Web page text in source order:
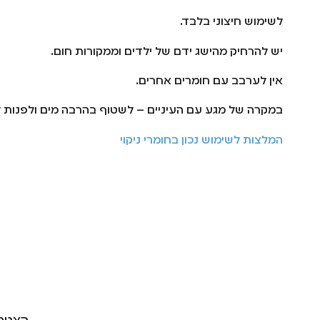
לשימוש חיצוני בלבד.
יש להרחיק מהישג ידם של ילדים וממקורות חום.
אין לערבב עם חומרים אחרים.
במקרה של מגע עם העיניים – לשטוף בהרבה מים ולפנות
המלצות לשימוש נכון בחומרי ניקוי